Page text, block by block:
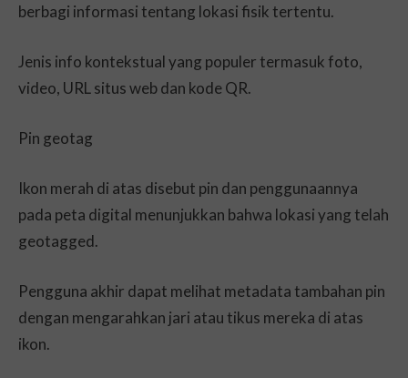
berbagi informasi tentang lokasi fisik tertentu.
Jenis info kontekstual yang populer termasuk foto,
video, URL situs web dan kode QR.
Pin geotag
Ikon merah di atas disebut pin dan penggunaannya
pada peta digital menunjukkan bahwa lokasi yang telah
geotagged.
Pengguna akhir dapat melihat metadata tambahan pin
dengan mengarahkan jari atau tikus mereka di atas
ikon.